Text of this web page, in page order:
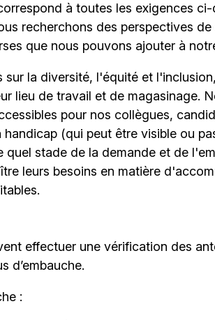
à toutes les exigences
recherchons des perspectives
que nous pouvons ajouter à
la diversité, l'équité et
lieu de travail et de magasinage.
pour nos collègues,
(qui peut être visible ou
stade de la demande et de
leurs besoins en matière
effectuer une vérification des
d’embauche.
: